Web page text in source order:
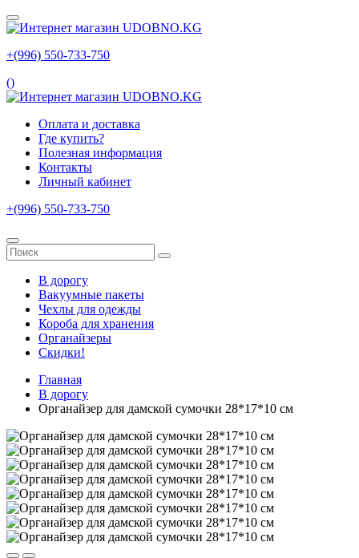
+(996) 550‑733‑750
()
Оплата и доставка
Где купить?
Полезная информация
Контакты
Личный кабинет
+(996) 550‑733‑750
В дорогу
Вакуумные пакеты
Чехлы для одежды
Короба для хранения
Органайзеры
Скидки!
Главная
В дорогу
Органайзер для дамской сумочки 28*17*10 см